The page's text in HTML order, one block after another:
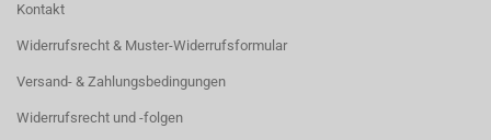
Kontakt
Widerrufsrecht & Muster-Widerrufsformular
Versand- & Zahlungsbedingungen
Widerrufsrecht und -folgen